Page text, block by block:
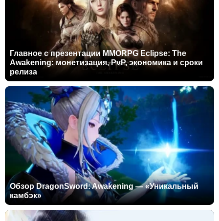
Главное с презентации MMORPG Eclipse: The
Awakening: монетизация, PvP, экономика и сроки
релиза
Обзор DragonSword: Awakening — «Уникальный
камбэк»